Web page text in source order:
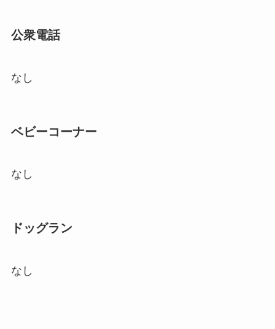
公衆電話
なし
ベビーコーナー
なし
ドッグラン
なし